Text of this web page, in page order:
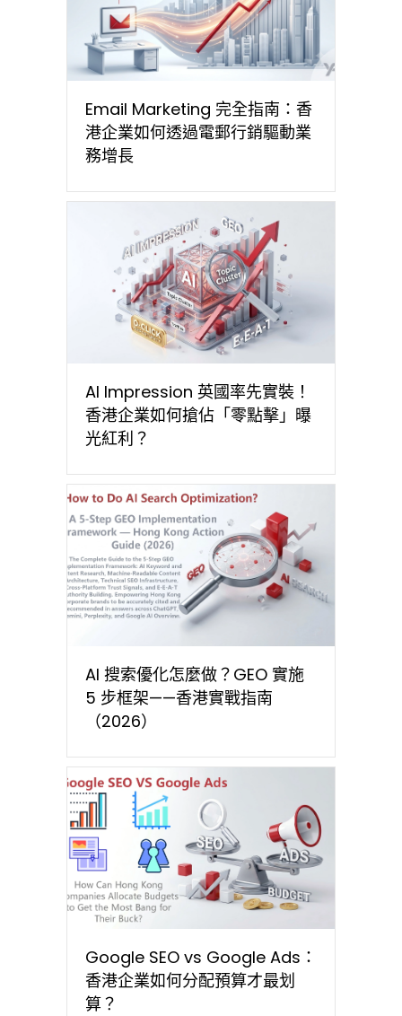
Email Marketing 完全指南：香
港企業如何透過電郵行銷驅動業
務增長
AI Impression 英國率先實裝！
香港企業如何搶佔「零點擊」曝
光紅利？
AI 搜索優化怎麼做？GEO 實施
5 步框架——香港實戰指南
（2026）
Google SEO vs Google Ads：
香港企業如何分配預算才最划
算？